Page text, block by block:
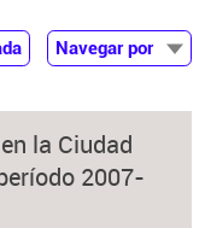
Navegar por
Autor
Colaborador
Materia
la Ciudad
2007-